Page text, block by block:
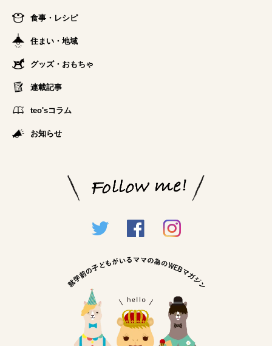
食事・レシピ
住まい・地域
グッズ・おもちゃ
連載記事
teo'sコラム
お知らせ